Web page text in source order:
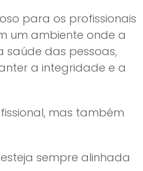
para os profissionais
um ambiente onde a
das pessoas,
a integridade e a
mas também
sempre alinhada